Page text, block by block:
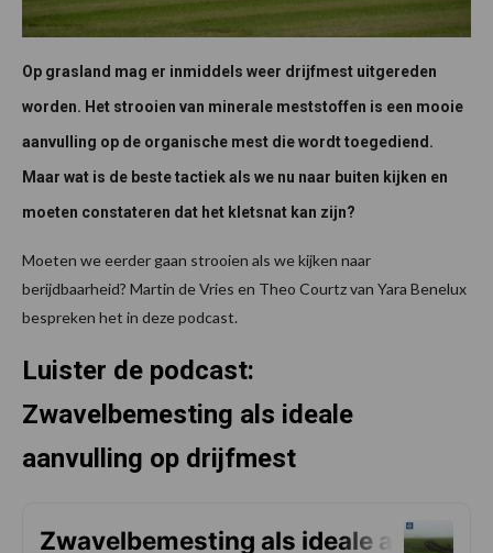
Op grasland mag er inmiddels weer drijfmest uitgereden
worden. Het strooien van minerale meststoffen is een mooie
aanvulling op de organische mest die wordt toegediend.
Maar wat is de beste tactiek als we nu naar buiten kijken en
moeten constateren dat het kletsnat kan zijn?
Moeten we eerder gaan strooien als we kijken naar
berijdbaarheid? Martin de Vries en Theo Courtz van Yara Benelux
bespreken het in deze podcast.
Luister de podcast:
Zwavelbemesting als ideale
aanvulling op drijfmest